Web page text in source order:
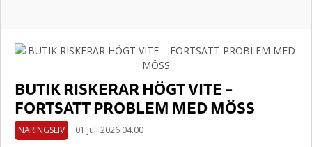
BUTIK RISKERAR HÖGT VITE –
FORTSATT PROBLEM MED MÖSS
NÄRINGSLIV 01 juli 2026 04.00